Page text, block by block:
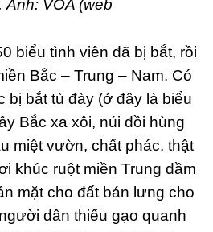
Ảnh: VOA (web
biểu tình viên đã bị bắt, rồi
Bắc – Trung – Nam. Có
bị bắt tù đày (ở đây là biểu
Bắc xa xôi, núi đồi hùng
miệt vườn, chất phác, thật
khúc ruột miền Trung dầm
mặt cho đất bán lưng cho
dân thiếu gạo quanh